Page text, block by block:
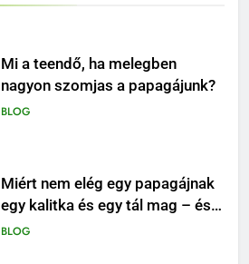
Mi a teendő, ha melegben
nagyon szomjas a papagájunk?
BLOG
Miért nem elég egy papagájnak
egy kalitka és egy tál mag – és
mitől lesz igazán boldog ez a
BLOG